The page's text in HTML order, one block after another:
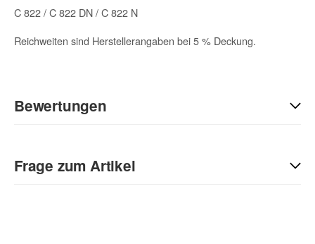
C 822 / C 822 DN / C 822 N
Reichweiten sind Herstellerangaben bei 5 % Deckung.
Bewertungen
Sie Anderen bei der Kaufentscheidung:
Frage zum Artikel